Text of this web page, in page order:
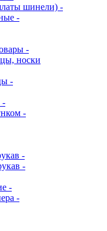
шинели) -
-
-
носки
-
-
-
-
-
-
-